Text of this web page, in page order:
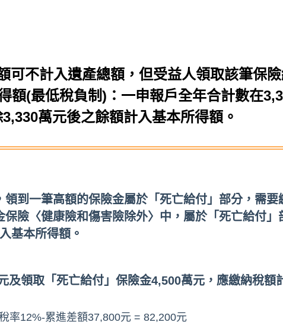
可不計入遺產總額，但受益人領取該筆保
額(最低稅負制)：一申報戶全年合計數在
萬元後之餘額計入基本所得額。
到一筆高額的保險金屬於「死亡給付」部分，需
險〈健康險和傷害險除外〉中，屬於「死亡給付
基本所得額。
及領取「死亡給付」保險金4,500萬元，應繳納稅額
率12%-累進差額37,800元 = 82,200元